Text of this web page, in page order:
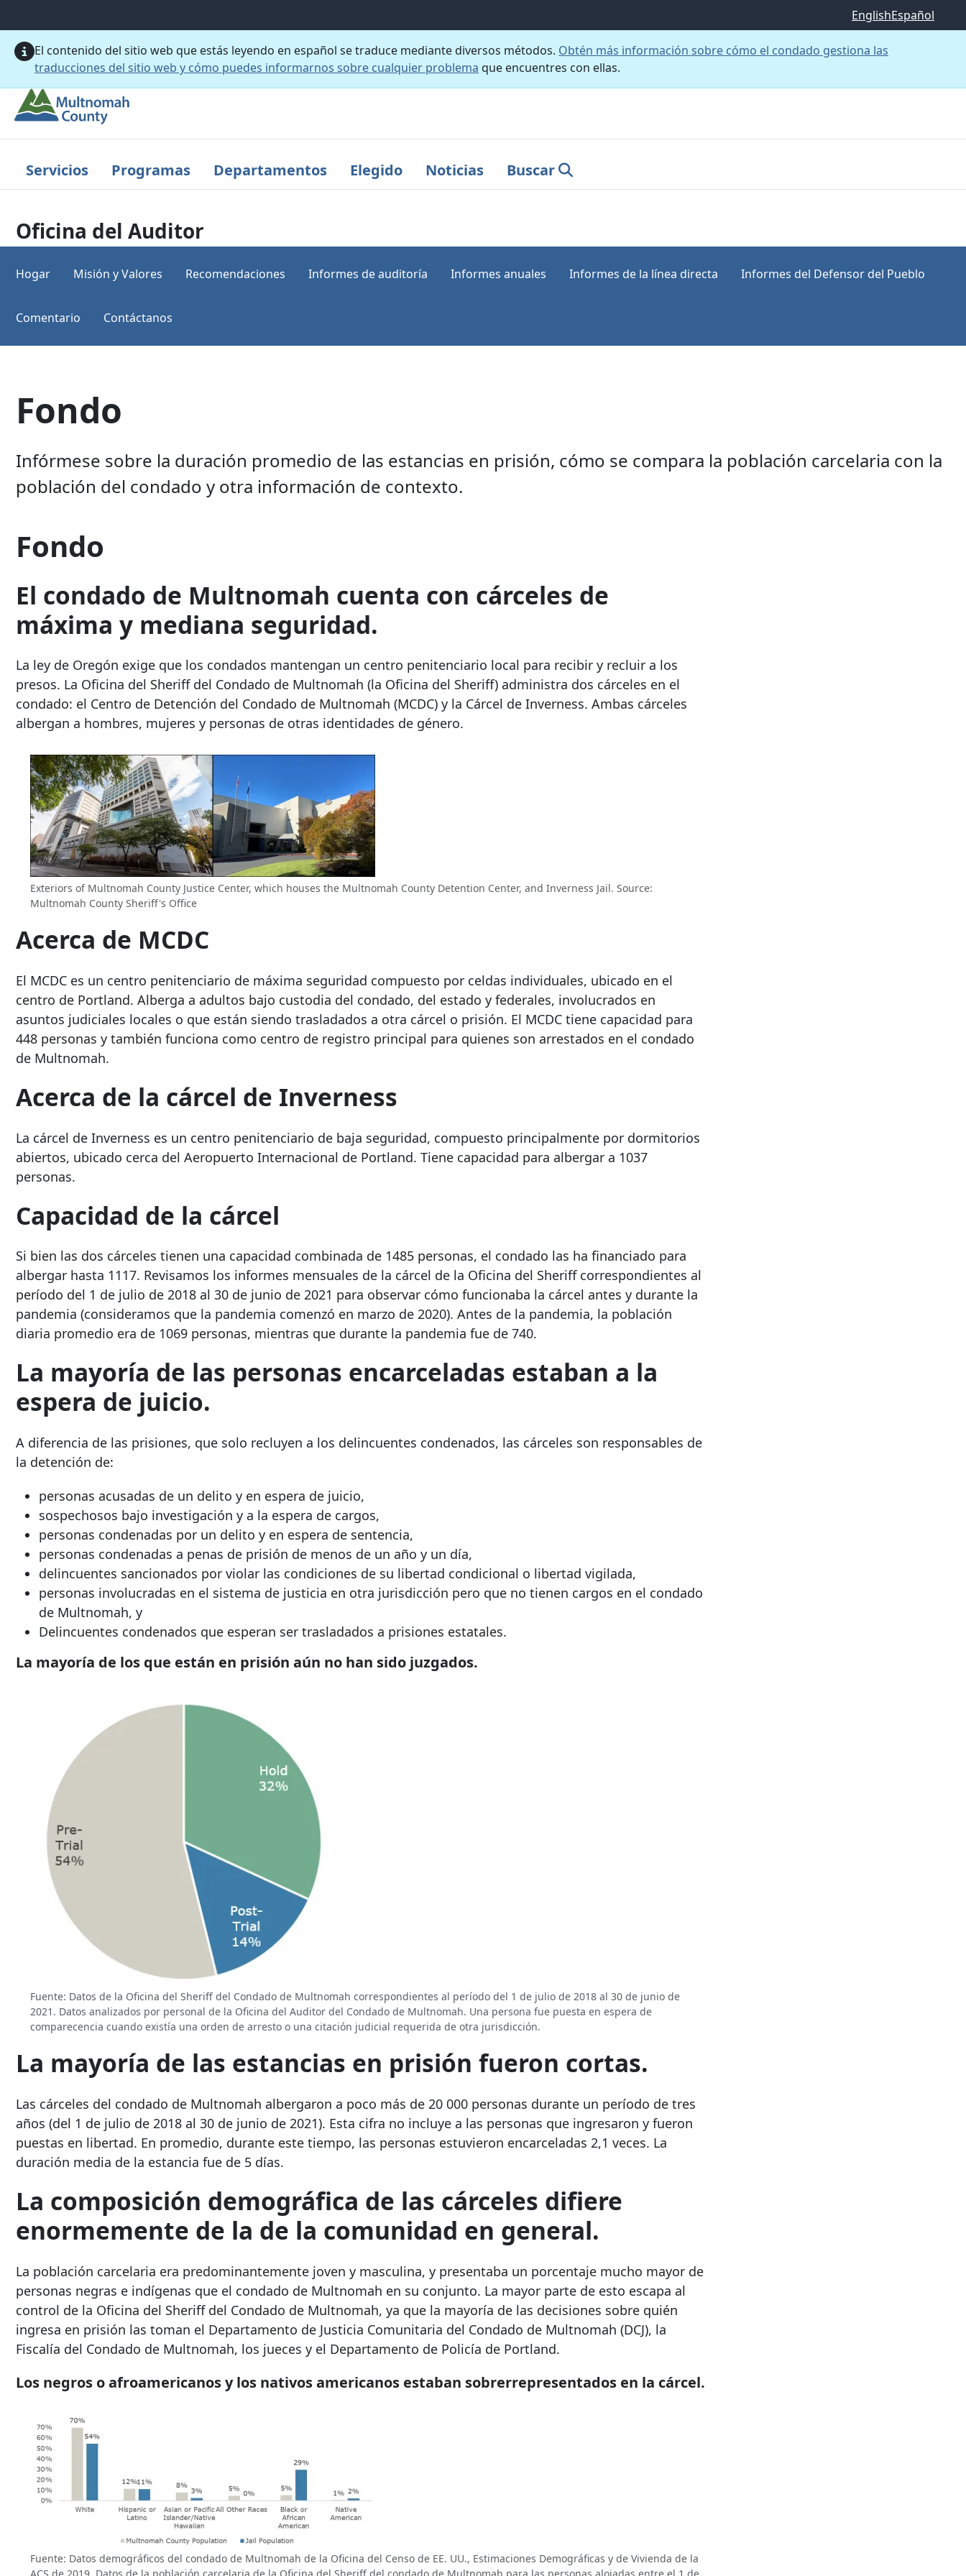
EnglishEspañol
El contenido del sitio web que estás leyendo en español se traduce mediante diversos métodos. Obtén más información sobre cómo el condado gestiona las
traducciones del sitio web y cómo puedes informarnos sobre cualquier problema que encuentres con ellas.
Servicios Programas Departamentos Elegido Noticias Buscar
Oficina del Auditor
Hogar Misión y Valores Recomendaciones Informes de auditoría Informes anuales Informes de la línea directa Informes del Defensor del Pueblo
Comentario Contáctanos
Fondo
Infórmese sobre la duración promedio de las estancias en prisión, cómo se compara la población carcelaria con la
población del condado y otra información de contexto.
Fondo
El condado de Multnomah cuenta con cárceles de
máxima y mediana seguridad.
La ley de Oregón exige que los condados mantengan un centro penitenciario local para recibir y recluir a los
presos. La Oficina del Sheriff del Condado de Multnomah (la Oficina del Sheriff) administra dos cárceles en el
condado: el Centro de Detención del Condado de Multnomah (MCDC) y la Cárcel de Inverness. Ambas cárceles
albergan a hombres, mujeres y personas de otras identidades de género.
Exteriors of Multnomah County Justice Center, which houses the Multnomah County Detention Center, and Inverness Jail. Source:
Multnomah County Sheriff's Office
Acerca de MCDC
El MCDC es un centro penitenciario de máxima seguridad compuesto por celdas individuales, ubicado en el
centro de Portland. Alberga a adultos bajo custodia del condado, del estado y federales, involucrados en
asuntos judiciales locales o que están siendo trasladados a otra cárcel o prisión. El MCDC tiene capacidad para
448 personas y también funciona como centro de registro principal para quienes son arrestados en el condado
de Multnomah.
Acerca de la cárcel de Inverness
La cárcel de Inverness es un centro penitenciario de baja seguridad, compuesto principalmente por dormitorios
abiertos, ubicado cerca del Aeropuerto Internacional de Portland. Tiene capacidad para albergar a 1037
personas.
Capacidad de la cárcel
Si bien las dos cárceles tienen una capacidad combinada de 1485 personas, el condado las ha financiado para
albergar hasta 1117. Revisamos los informes mensuales de la cárcel de la Oficina del Sheriff correspondientes al
período del 1 de julio de 2018 al 30 de junio de 2021 para observar cómo funcionaba la cárcel antes y durante la
pandemia (consideramos que la pandemia comenzó en marzo de 2020). Antes de la pandemia, la población
diaria promedio era de 1069 personas, mientras que durante la pandemia fue de 740.
La mayoría de las personas encarceladas estaban a la
espera de juicio.
A diferencia de las prisiones, que solo recluyen a los delincuentes condenados, las cárceles son responsables de
la detención de:
personas acusadas de un delito y en espera de juicio,
sospechosos bajo investigación y a la espera de cargos,
personas condenadas por un delito y en espera de sentencia,
personas condenadas a penas de prisión de menos de un año y un día,
delincuentes sancionados por violar las condiciones de su libertad condicional o libertad vigilada,
personas involucradas en el sistema de justicia en otra jurisdicción pero que no tienen cargos en el condado
de Multnomah, y
Delincuentes condenados que esperan ser trasladados a prisiones estatales.
La mayoría de los que están en prisión aún no han sido juzgados.
Fuente: Datos de la Oficina del Sheriff del Condado de Multnomah correspondientes al período del 1 de julio de 2018 al 30 de junio de
2021. Datos analizados por personal de la Oficina del Auditor del Condado de Multnomah. Una persona fue puesta en espera de
comparecencia cuando existía una orden de arresto o una citación judicial requerida de otra jurisdicción.
La mayoría de las estancias en prisión fueron cortas.
Las cárceles del condado de Multnomah albergaron a poco más de 20 000 personas durante un período de tres
años (del 1 de julio de 2018 al 30 de junio de 2021). Esta cifra no incluye a las personas que ingresaron y fueron
puestas en libertad. En promedio, durante este tiempo, las personas estuvieron encarceladas 2,1 veces. La
duración media de la estancia fue de 5 días.
La composición demográfica de las cárceles difiere
enormemente de la de la comunidad en general.
La población carcelaria era predominantemente joven y masculina, y presentaba un porcentaje mucho mayor de
personas negras e indígenas que el condado de Multnomah en su conjunto. La mayor parte de esto escapa al
control de la Oficina del Sheriff del Condado de Multnomah, ya que la mayoría de las decisiones sobre quién
ingresa en prisión las toman el Departamento de Justicia Comunitaria del Condado de Multnomah (DCJ), la
Fiscalía del Condado de Multnomah, los jueces y el Departamento de Policía de Portland.
Los negros o afroamericanos y los nativos americanos estaban sobrerrepresentados en la cárcel.
Fuente: Datos demográficos del condado de Multnomah de la Oficina del Censo de EE. UU., Estimaciones Demográficas y de Vivienda de la